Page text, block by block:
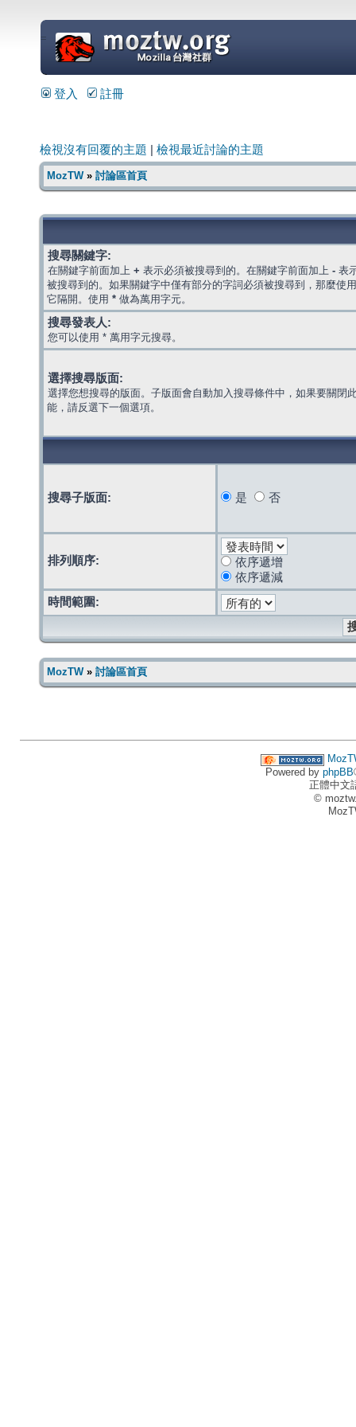
=
登入 註冊
檢視沒有回覆的主題 檢視最近討論的主題
MozTW» 討論區首頁
搜尋關鍵字:
在關鍵字前面加上 + 表示必須被搜尋到的。在關鍵字前面加上 - 表
被搜尋到的。如果關鍵字中僅有部分的字詞必須被搜尋到，那麼使
它隔開。使用 * 做為萬用字元。
搜尋發表人:
您可以使用 * 萬用字元搜尋。
選擇搜尋版面:
選擇您想搜尋的版面。子版面會自動加入搜尋條件中，如果要關閉
能，請反選下一個選項。
搜尋子版面: 是 否
排列順序:
依序遞增
依序遞減
時間範圍:
MozTW» 討論區首頁
Powered by phpBB
正體中文
©